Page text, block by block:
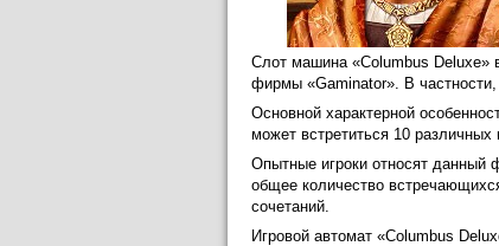
Слот машина «Columbus Deluxe»
фирмы «Gaminator». В частности,
Основной характерной
может встретиться 10 различных
Опытные игроки относят данный
общее количество
сочетаний.
Игровой автомат «Columbus